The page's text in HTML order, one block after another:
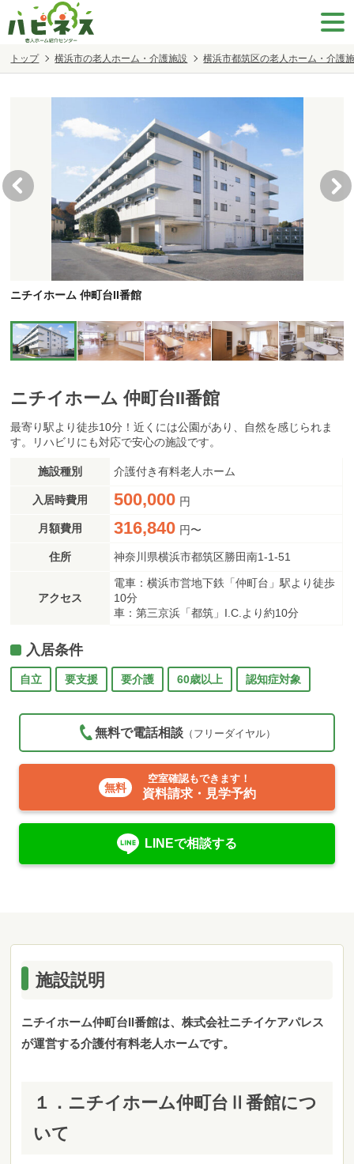
トップ 横浜市の老人ホーム・介護施設 横浜市都筑区の老人ホーム・介護
ニチイホーム 仲町台II番館
ニチイホーム 仲町台II番館
最寄り駅より徒歩10分！近くには公園があり、自然を感じられま
す。リハビリにも対応で安心の施設です。
施設種別 介護付き有料老人ホーム
入居時費用 500,000 円
月額費用 316,840 円〜
住所 神奈川県横浜市都筑区勝田南1-1-51
アクセス
電車：横浜市営地下鉄「仲町台」駅より徒歩
10分
車：第三京浜「都筑」I.C.より約10分
入居条件
自立 要支援 要介護 60歳以上 認知症対象
無料で電話相談（フリーダイヤル）
空室確認もできます！
資料請求・見学予約
LINEで相談する
施設説明
ニチイホーム仲町台II番館は、株式会社ニチイケアパレス
が運営する介護付有料老人ホームです。
１．ニチイホーム仲町台Ⅱ番館につ
いて